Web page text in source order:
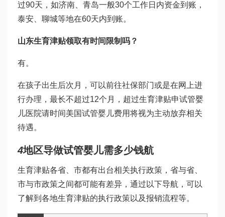
过90天，如济南、青岛一般30个工作日内资金到账，
泰安、聊城等地在60天内到账。
山东生育津贴领取有时间限制吗？
有。
在孩子出生后次月，可以前往社保部门或是在网上进
行办理，最长不超过12个月，超过生育津贴申试管婴
儿医院请时间美国试管婴儿费用将视为主动放弃相关
待遇。
4地区导做试管婴儿需多少钱航
生育津贴各省、市都有出台相关执行政策，省与省、
市与市政策之间都可能有差异，通过以下导航，可以
了解到各地生育津贴的执行政策以及报销流程等。